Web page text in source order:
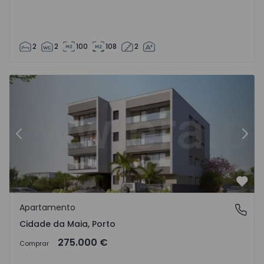
2 2 100 108 2
Apartamento T2 Maia, Cidade da Maia - 1571327 - 4
Anterior
Cidade da Maia, Porto
Apartamento
Cidade da Maia, Porto
Comprar 275.000 €